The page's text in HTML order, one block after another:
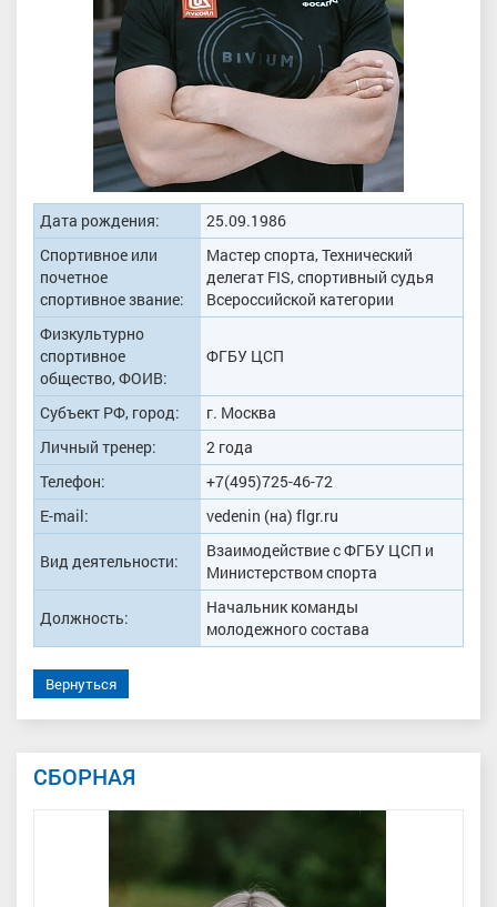
Дата рождения:
25.09.1986
Спортивное или
почетное
спортивное звание:
Мастер спорта, Технический
делегат FIS, спортивный судья
Всероссийской категории
Физкультурно
спортивное
общество, ФОИВ:
ФГБУ ЦСП
Субъект РФ, город:
г. Москва
Личный тренер:
2 года
Телефон:
+7(495)725-46-72
E-mail:
vedenin (на) flgr.ru
Вид деятельности:
Взаимодействие с ФГБУ ЦСП и
Министерством спорта
Должность:
Начальник команды
молодежного состава
Вернуться
СБОРНАЯ